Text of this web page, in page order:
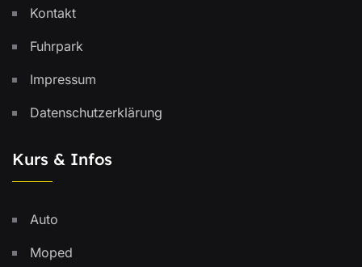
Kontakt
Fuhrpark
Impressum
Datenschutzerklärung
Kurs & Infos
Auto
Moped